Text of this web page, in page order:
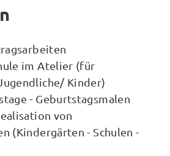
im Atelier (für
Kinder)
- Geburtstagsmalen
von
(Kindergärten - Schulen -